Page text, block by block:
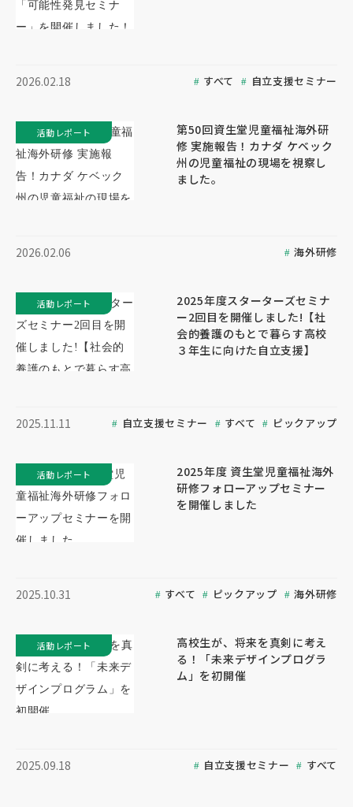
2026.02.18 すべて 自立支援セミナー
第50回資生堂児童福祉海外研
修 実施報告！カナダ ケベック
州の児童福祉の現場を視察し
ました。
2026.02.06 海外研修
活動レポート
2025年度スターターズセミナ
ー2回目を開催しました!【社
会的養護のもとで暮らす高校
３年生に向けた自立支援】
2025.11.11 自立支援セミナー すべて ピックアップ
活動レポート
2025年度 資生堂児童福祉海外
研修フォローアップセミナー
を開催しました
2025.10.31 すべて ピックアップ 海外研修
活動レポート
高校生が、将来を真剣に考え
る！「未来デザインプログラ
ム」を初開催
2025.09.18 自立支援セミナー すべて
活動レポート